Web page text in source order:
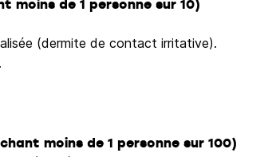
moins de 1 personne sur 10)
(dermite de contact irritative).
moins de 1 personne sur 100)